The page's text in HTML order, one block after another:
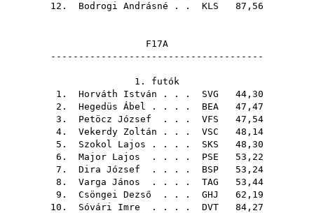
12. Bodrogi Andrásné . . KLS 87,56
F17A
--------------------------------------
1. futók
1. Horváth István . . . SVG 44,30
2. Hegedüs Ábel . . . . BEA 47,47
3. Petöcz József . . . VFS 47,54
4. Vekerdy Zoltán . . . VSC 48,14
5. Szokol Lajos . . . . SKS 48,30
6. Major Lajos . . . . PSE 53,22
7. Dira József . . . . BSP 53,24
8. Varga János . . . . TAG 53,44
9. Csöngei Dezső . . . GHJ
62,19
10. Sóvári Imre . . . . DVT 84,27